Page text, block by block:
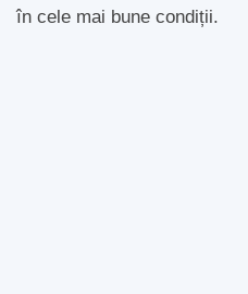
în cele mai bune condiții.